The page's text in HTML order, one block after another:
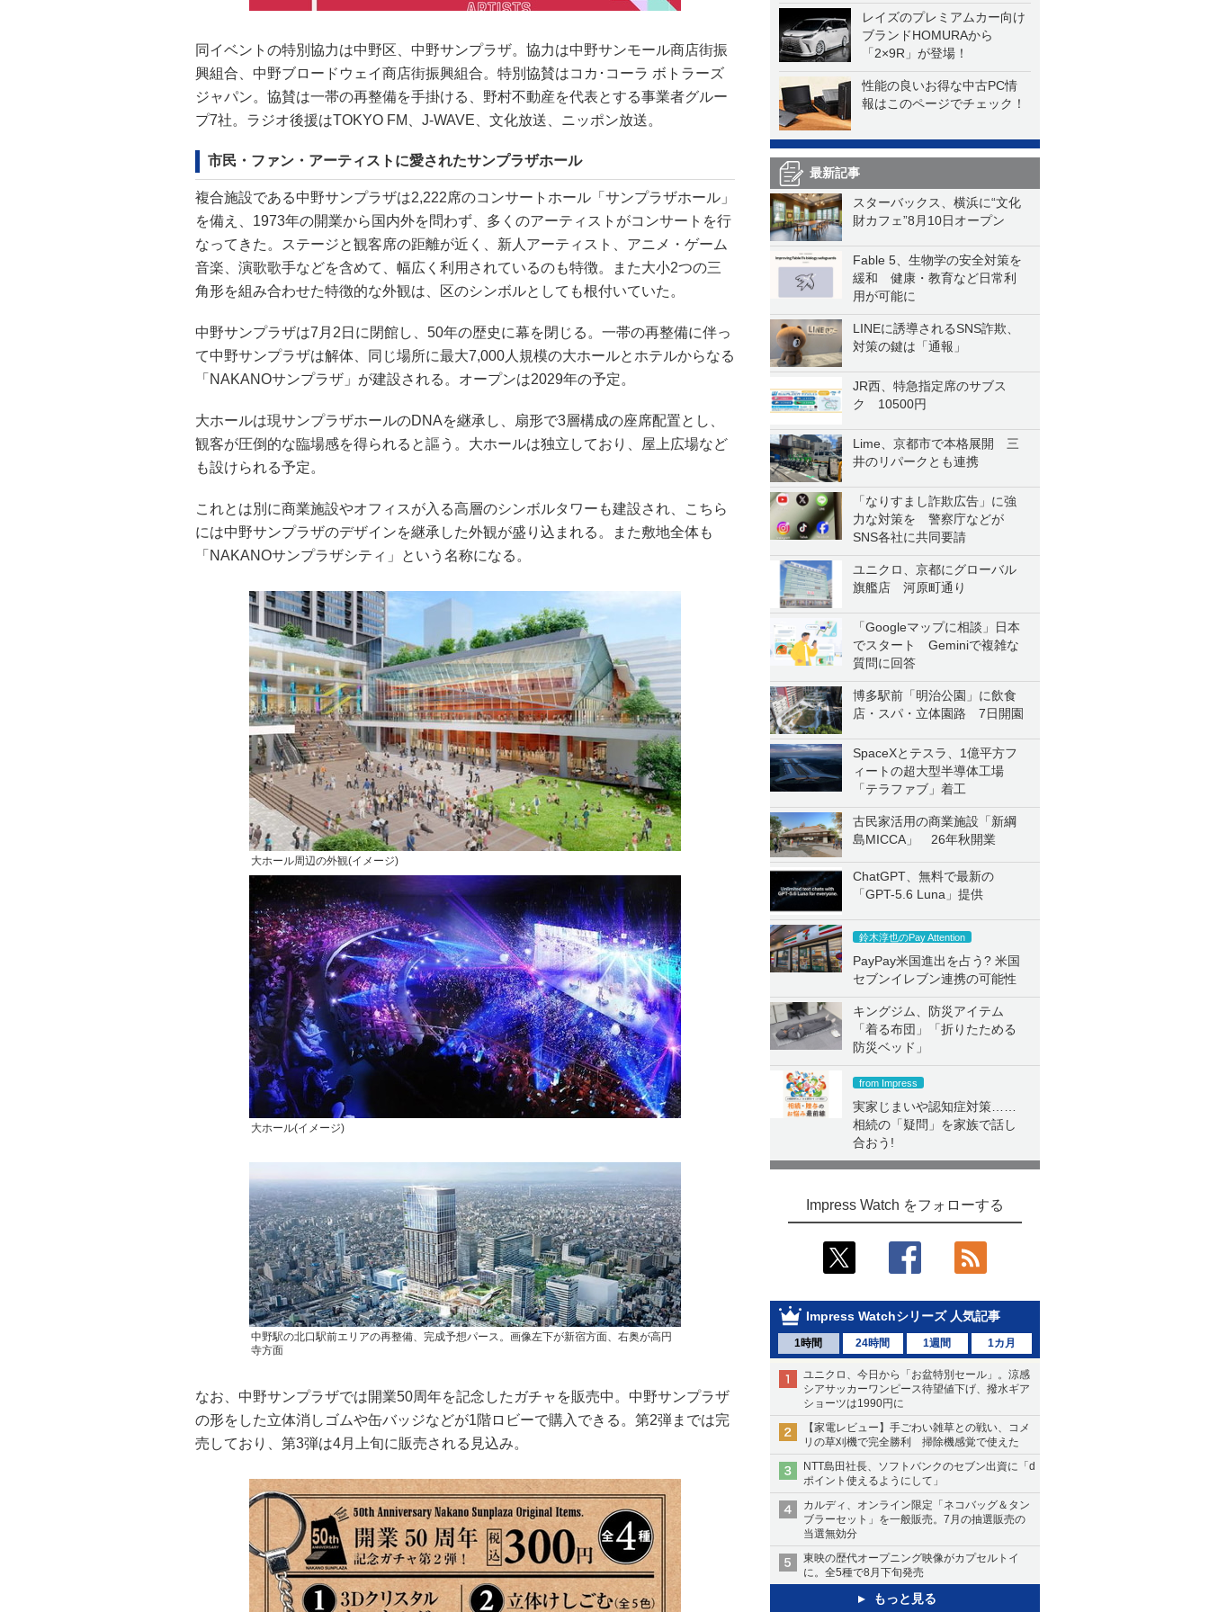
レイズのプレミアムカー向け
ブランドHOMURAから
「2×9R」が登場！
性能の良いお得な中古PC情
報はこのページでチェック！
最新記事
スターバックス、横浜に“文化
財カフェ”8月10日オープン
Fable 5、生物学の安全対策を
緩和 健康・教育など日常利
用が可能に
LINEに誘導されるSNS詐欺、
対策の鍵は「通報」
JR西、特急指定席のサブス
ク 10500円
Lime、京都市で本格展開 三
井のリパークとも連携
「なりすまし詐欺広告」に強
力な対策を 警察庁などが
SNS各社に共同要請
ユニクロ、京都にグローバル
旗艦店 河原町通り
「Googleマップに相談」日本
でスタート Geminiで複雑な
質問に回答
博多駅前「明治公園」に飲食
店・スパ・立体園路 7日開園
SpaceXとテスラ、1億平方フ
ィートの超大型半導体工場
「テラファブ」着工
古民家活用の商業施設「新綱
島MICCA」 26年秋開業
ChatGPT、無料で最新の
「GPT-5.6 Luna」提供
鈴木淳也のPay Attention
PayPay米国進出を占う? 米国
セブンイレブン連携の可能性
キングジム、防災アイテム
「着る布団」「折りたためる
防災ベッド」
from Impress
実家じまいや認知症対策……
相続の「疑問」を家族で話し
合おう!
Impress Watch をフォローする
Impress Watchシリーズ 人気記事
1時間 24時間 1週間 1カ月
ユニクロ、今日から「お盆特別セール」。涼感
シアサッカーワンピース待望値下げ、撥水ギア
ショーツは1990円に
【家電レビュー】手ごわい雑草との戦い、コメ
リの草刈機で完全勝利 掃除機感覚で使えた
NTT島田社長、ソフトバンクのセブン出資に「d
ポイント使えるようにして」
カルディ、オンライン限定「ネコバッグ＆タン
ブラーセット」を一般販売。7月の抽選販売の
当選無効分
東映の歴代オープニング映像がカプセルトイ
に。全5種で8月下旬発売
もっと見る
同イベントの特別協力は中野区、中野サンプラザ。協力は中野サンモール商店街振
興組合、中野ブロードウェイ商店街振興組合。特別協賛はコカ･コーラ ボトラーズ
ジャパン。協賛は一帯の再整備を手掛ける、野村不動産を代表とする事業者グルー
プ7社。ラジオ後援はTOKYO FM、J-WAVE、文化放送、ニッポン放送。
市民・ファン・アーティストに愛されたサンプラザホール
複合施設である中野サンプラザは2,222席のコンサートホール「サンプラザホール」
を備え、1973年の開業から国内外を問わず、多くのアーティストがコンサートを行
なってきた。ステージと観客席の距離が近く、新人アーティスト、アニメ・ゲーム
音楽、演歌歌手などを含めて、幅広く利用されているのも特徴。また大小2つの三
角形を組み合わせた特徴的な外観は、区のシンボルとしても根付いていた。
中野サンプラザは7月2日に閉館し、50年の歴史に幕を閉じる。一帯の再整備に伴っ
て中野サンプラザは解体、同じ場所に最大7,000人規模の大ホールとホテルからなる
「NAKANOサンプラザ」が建設される。オープンは2029年の予定。
大ホールは現サンプラザホールのDNAを継承し、扇形で3層構成の座席配置とし、
観客が圧倒的な臨場感を得られると謳う。大ホールは独立しており、屋上広場など
も設けられる予定。
これとは別に商業施設やオフィスが入る高層のシンボルタワーも建設され、こちら
には中野サンプラザのデザインを継承した外観が盛り込まれる。また敷地全体も
「NAKANOサンプラザシティ」という名称になる。
大ホール周辺の外観(イメージ)
大ホール(イメージ)
中野駅の北口駅前エリアの再整備、完成予想パース。画像左下が新宿方面、右奥が高円
寺方面
なお、中野サンプラザでは開業50周年を記念したガチャを販売中。中野サンプラザ
の形をした立体消しゴムや缶バッジなどが1階ロビーで購入できる。第2弾までは完
売しており、第3弾は4月上旬に販売される見込み。